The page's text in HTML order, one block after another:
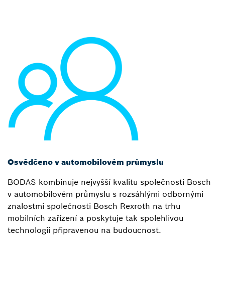
Osvědčeno v automobilovém průmyslu
BODAS kombinuje nejvyšší kvalitu společnosti Bosch
v automobilovém průmyslu s rozsáhlými odbornými
znalostmi společnosti Bosch Rexroth na trhu
mobilních zařízení a poskytuje tak spolehlivou
technologii připravenou na budoucnost.